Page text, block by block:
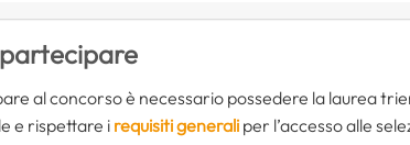
al concorso è necessario possedere la laurea
e rispettare irequisiti generali per l’accesso alle